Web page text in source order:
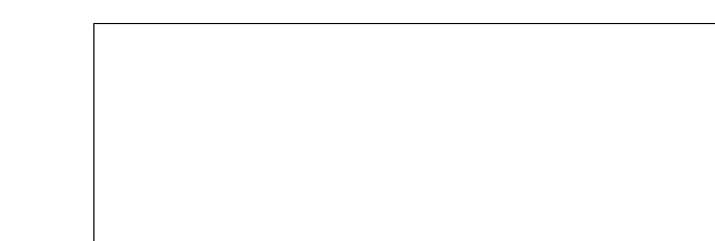
05-
05-